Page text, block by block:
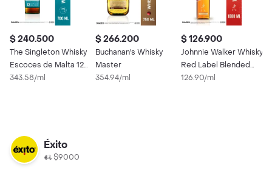
$ 240.500
The Singleton Whisky
Escoces de Malta 12
Años
343.58/ml
$ 266.200
Buchanan's Whisky
Master
354.94/ml
$ 126.900
Johnnie Walker Whisky
Red Label Blended
Scotch
126.90/ml
Éxito
$9000